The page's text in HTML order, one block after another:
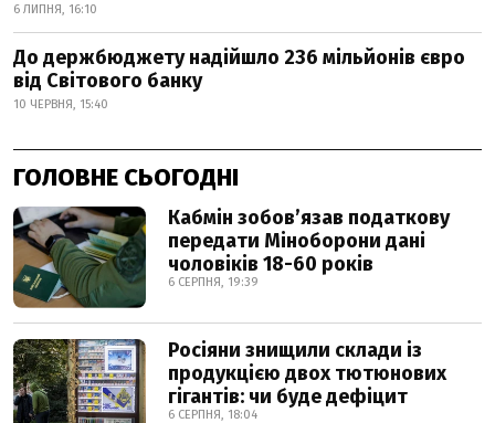
6 ЛИПНЯ, 16:10
До держбюджету надійшло 236 мільйонів євро
від Світового банку
10 ЧЕРВНЯ, 15:40
ГОЛОВНЕ СЬОГОДНІ
Кабмін зобовʼязав податкову
передати Міноборони дані
чоловіків 18-60 років
6 СЕРПНЯ, 19:39
Росіяни знищили склади із
продукцією двох тютюнових
гігантів: чи буде дефіцит
6 СЕРПНЯ, 18:04